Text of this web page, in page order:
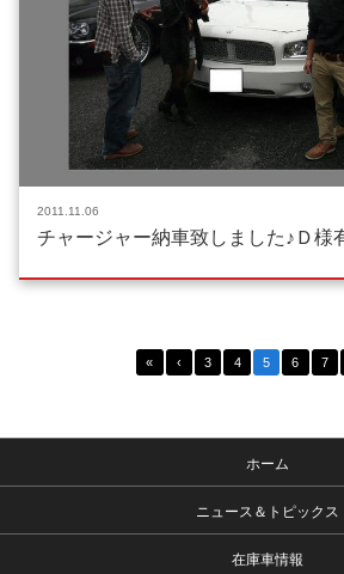
2011.11.06
チャージャー納車致しました♪Ｄ様
« ‹ 3 4 5 6 7
ホーム
ニュース＆トピックス
在庫車情報